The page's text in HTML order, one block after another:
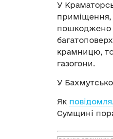
У
приміщення,
пошкоджено
крамницю,
газогони.
У
Як
Сумщині